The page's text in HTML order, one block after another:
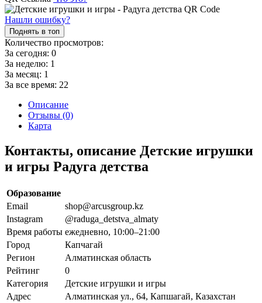
Нашли ошибку?
Поднять в топ
Количество просмотров:
За сегодня: 0
За неделю: 1
За месяц: 1
За все время: 22
Описание
Отзывы (0)
Карта
Контакты, описание Детские игрушки
и игры Радуга детства
Образование
Email
shop@arcusgroup.kz
Instagram
@raduga_detstva_almaty
Время работы ежедневно, 10:00–21:00
Город
Капчагай
Регион
Алматинская область
Рейтинг
0
Категория
Детские игрушки и игры
Адрес
Алматинская ул., 64, Капшагай, Казахстан